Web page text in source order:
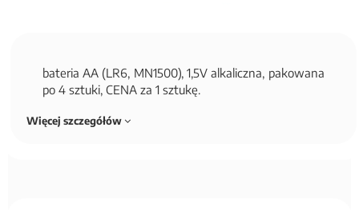
bateria AA (LR6, MN1500), 1,5V alkaliczna, pakowana
po 4 sztuki, CENA za 1 sztukę.
Więcej szczegółów